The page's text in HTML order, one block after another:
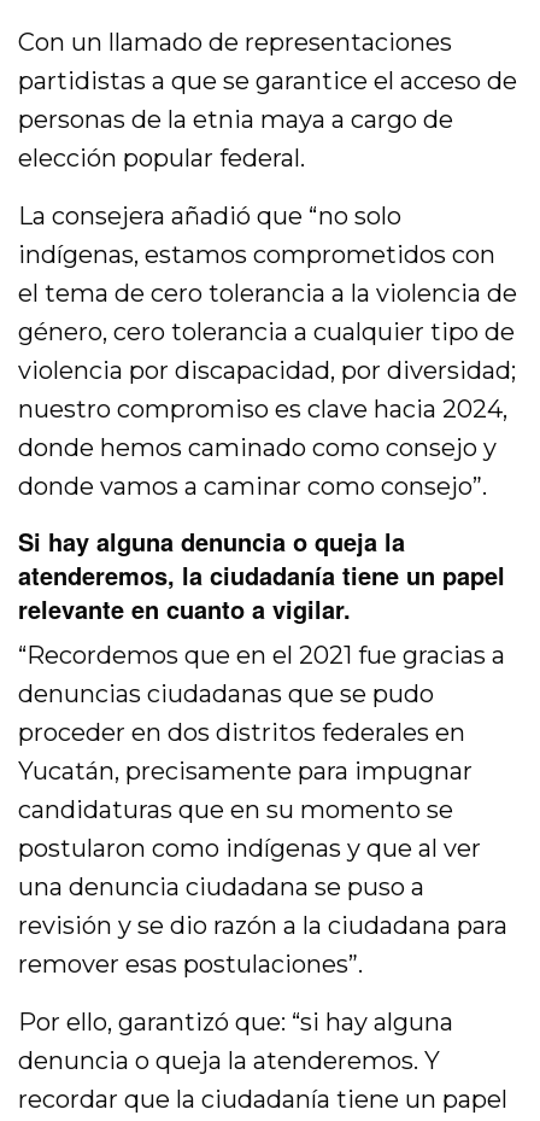
Con un llamado de representaciones
partidistas a que se garantice el acceso de
personas de la etnia maya a cargo de
elección popular federal.
La consejera añadió que “no solo
indígenas, estamos comprometidos con
el tema de cero tolerancia a la violencia de
género, cero tolerancia a cualquier tipo de
violencia por discapacidad, por diversidad;
nuestro compromiso es clave hacia 2024,
donde hemos caminado como consejo y
donde vamos a caminar como consejo”.
Si hay alguna denuncia o queja la
atenderemos, la ciudadanía tiene un papel
relevante en cuanto a vigilar.
“Recordemos que en el 2021 fue gracias a
denuncias ciudadanas que se pudo
proceder en dos distritos federales en
Yucatán, precisamente para impugnar
candidaturas que en su momento se
postularon como indígenas y que al ver
una denuncia ciudadana se puso a
revisión y se dio razón a la ciudadana para
remover esas postulaciones”.
Por ello, garantizó que: “si hay alguna
denuncia o queja la atenderemos. Y
recordar que la ciudadanía tiene un papel